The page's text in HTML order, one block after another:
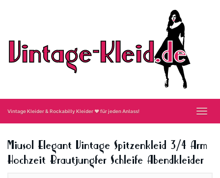
Vintage Kleider & Rockabilly Kleider ❤ für jeden Anlass!
Miusol Elegant Vintage Spitzenkleid 3/4 Arm
Hochzeit Brautjungfer Schleife Abendkleider